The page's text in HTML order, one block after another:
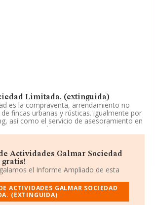
Limitada. (extinguida)
es la compraventa, arrendamiento no
fincas urbanas y rústicas. igualmente por
así como el servicio de asesoramiento en
inscrita en el Registro Mercantil como
CNAE corresponde a 'Alquiler de
a través del número 976573584.
Sociedad Limitada.
encuentra en Avenida Santa Isabel Bo
Aragón.
Actividades Galmar Sociedad
gratis!
el Informe Ampliado de esta
ACTIVIDADES GALMAR SOCIEDAD
(EXTINGUIDA)